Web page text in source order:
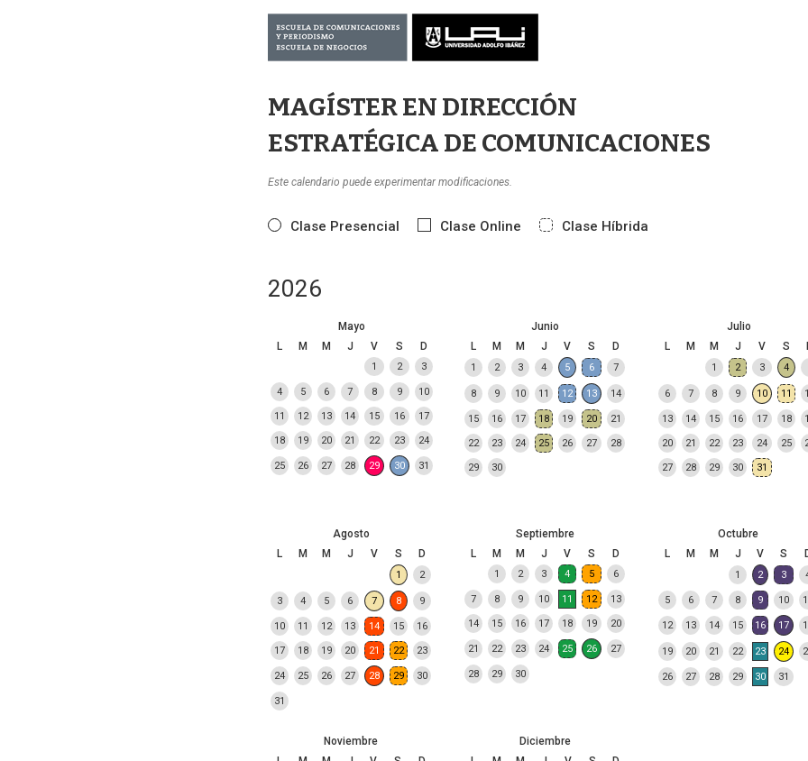
MAGÍSTER EN DIRECCIÓN
ESTRATÉGICA DE COMUNICACIONES
Este calendario puede experimentar modificaciones.
Clase Presencial Clase Online Clase Híbrida
2026
Mayo
L
M M J V S D
1 2 3
4 5 6 7 8 9 10
11 12 13 14 15 16 17
18 19 20 21 22 23 24
25 26 27 28 29 30 31
Junio
L
M M J V S D
1 2 3 4 5 6 7
8 9 10 11 12 13 14
15 16 17 18 19 20 21
22 23 24 25 26 27 28
29 30
Julio
L
M M J V S
1 2 3 4
6 7 8 9 10 11
13 14 15 16 17 18
20 21 22 23 24 25
27 28 29 30 31
Agosto
L
M M J V S D
1 2
3 4 5 6 7 8 9
10 11 12 13 14 15 16
17 18 19 20 21 22 23
24 25 26 27 28 29 30
31
Septiembre
L
M M J V S D
1 2 3 4 5 6
7 8 9 10 11 12 13
14 15 16 17 18 19 20
21 22 23 24 25 26 27
28 29 30
Octubre
L
M M J V S
1 2 3
5 6 7 8 9 10
12 13 14 15 16 17
19 20 21 22 23 24
26 27 28 29 30 31
Noviembre
Diciembre